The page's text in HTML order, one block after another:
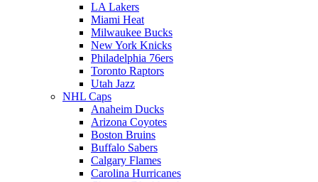
LA Lakers
Miami Heat
Milwaukee Bucks
New York Knicks
Philadelphia 76ers
Toronto Raptors
Utah Jazz
NHL Caps
Anaheim Ducks
Arizona Coyotes
Boston Bruins
Buffalo Sabers
Calgary Flames
Carolina Hurricanes